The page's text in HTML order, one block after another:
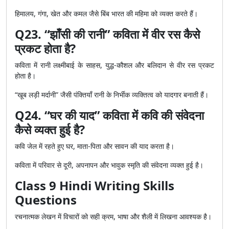
हिमालय, गंगा, खेत और कमल जैसे बिंब भारत की महिमा को व्यक्त करते हैं।
Q23. “झाँसी की रानी” कविता में वीर रस कैसे
प्रकट होता है?
कविता में रानी लक्ष्मीबाई के साहस, युद्ध-कौशल और बलिदान से वीर रस प्रकट
होता है।
“खूब लड़ी मर्दानी” जैसी पंक्तियाँ रानी के निर्भीक व्यक्तित्व को यादगार बनाती हैं।
Q24. “घर की याद” कविता में कवि की संवेदना
कैसे व्यक्त हुई है?
कवि जेल में रहते हुए घर, माता-पिता और सावन की याद करता है।
कविता में परिवार से दूरी, अपनापन और भावुक स्मृति की संवेदना व्यक्त हुई है।
Class 9 Hindi Writing Skills
Questions
रचनात्मक लेखन में विचारों को सही क्रम, भाषा और शैली में लिखना आवश्यक है।